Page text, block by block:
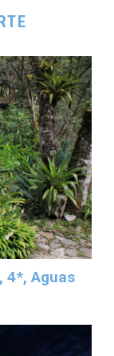
4*, Aguas